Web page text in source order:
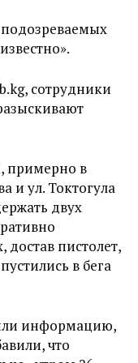
сотрудники
примерно в
и ул. Токтогула
двух
пистолет,
в бега
информацию,
что